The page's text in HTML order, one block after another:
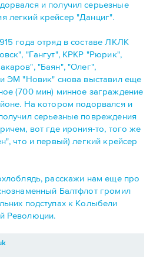
и получил серьезные
легкий крейсер "Данциг".
года отряд в составе ЛКЛК
"Гангут", КРКР "Рюрик",
"Баян", "Олег",
ЭМ "Новик" снова выставил еще
(700 мин) минное заграждение
На котором подорвался и
серьезные повреждения
вот где ирония-то, того же
что и первый) легкий крейсер
расскажи нам еще про
Балтфлот громил
подступах к Колыбели
Революции.